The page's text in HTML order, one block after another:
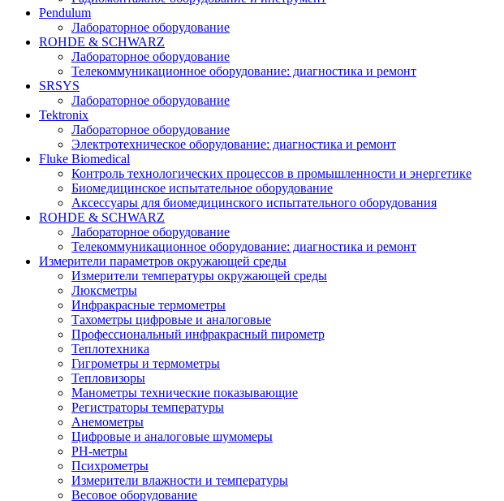
Pendulum
Лабораторное оборудование
ROHDE & SCHWARZ
Лабораторное оборудование
Телекоммуникационное оборудование: диагностика и ремонт
SRSYS
Лабораторное оборудование
Tektronix
Лабораторное оборудование
Электротехническое оборудование: диагностика и ремонт
Fluke Biomedical
Контроль технологических процессов в промышленности и энергетике
Биомедицинское испытательное оборудование
Аксессуары для биомедицинского испытательного оборудования
ROHDE & SCHWARZ
Лабораторное оборудование
Телекоммуникационное оборудование: диагностика и ремонт
Измерители параметров окружающей среды
Измерители температуры окружающей среды
Люксметры
Инфракрасные термометры
Тахометры цифровые и аналоговые
Профессиональный инфракрасный пирометр
Теплотехника
Гигрометры и термометры
Тепловизоры
Манометры технические показывающие
Регистраторы температуры
Анемометры
Цифровые и аналоговые шумомеры
PH-метры
Психрометры
Измерители влажности и температуры
Весовое оборудование